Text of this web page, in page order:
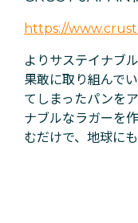
https://
よりサステイナブ
果敢に取り組んで
てしまったパンを
ナブルなラガーを
むだけで、地球に